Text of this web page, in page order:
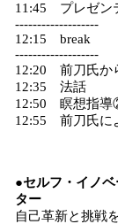
11:45 プレゼン
-------------------
12:15 break
-------------------
12:20 前刀氏か
12:35 法話
12:50 瞑想指導
12:55 前刀氏に
●セルフ・イノ
ター
自己革新と挑戦